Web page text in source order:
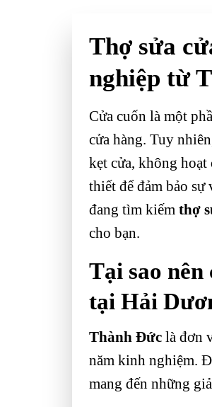
Thợ sửa
nghiệp từ
Cửa cuốn là một
cửa hàng. Tuy
kẹt cửa, không
thiết để đảm bảo sự
đang tìm kiếm thợ
cho bạn.
Tại sao nên
tại Hải
Thành Đức là đơn
năm kinh nghiệm.
mang đến những